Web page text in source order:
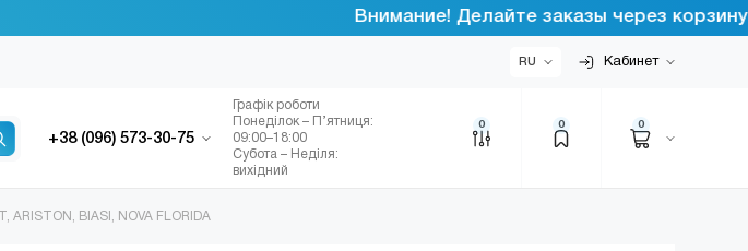
Внимание! Делайте заказы через корзину
RU Кабинет
+38 (096) 573-30-75
Графік роботи
Понеділок – П’ятниця:
09:00–18:00
Субота – Неділя:
вихідний
0 0 0
ARISTON, BIASI, NOVA FLORIDA